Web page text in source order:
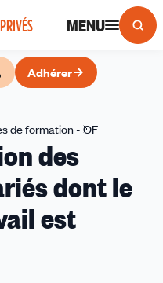
MENU
Adhérer
de formation - OF
des
droits
des
dont le
est